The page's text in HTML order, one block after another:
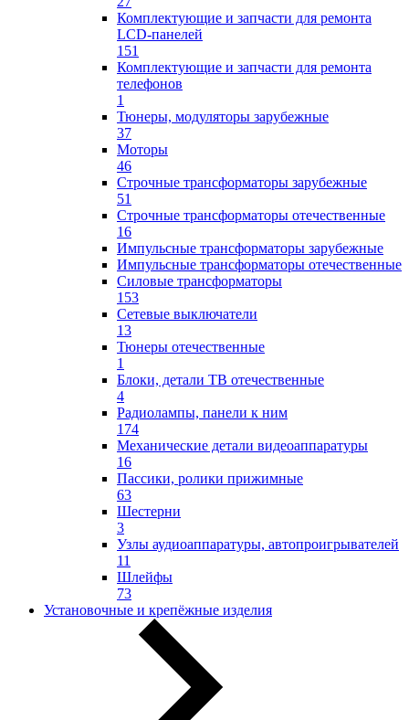
Комплектующие и запчасти для ремонта
LCD-панелей
151
Комплектующие и запчасти для ремонта
телефонов
1
Тюнеры, модуляторы зарубежные
37
Моторы
46
Строчные трансформаторы зарубежные
51
Строчные трансформаторы отечественные
16
Импульсные трансформаторы зарубежные
Импульсные трансформаторы отечественные
Силовые трансформаторы
153
Сетевые выключатели
13
Тюнеры отечественные
1
Блоки, детали ТВ отечественные
4
Радиолампы, панели к ним
174
Механические детали видеоаппаратуры
16
Пассики, ролики прижимные
63
Шестерни
3
Узлы аудиоаппаратуры, автопроигрывателей
11
Шлейфы
73
Установочные и крепёжные изделия